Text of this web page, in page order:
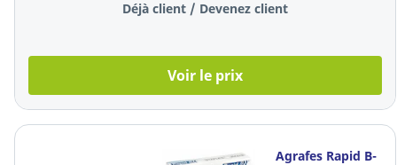
Déjà client / Devenez client
Voir le prix
Agrafes Rapid B-